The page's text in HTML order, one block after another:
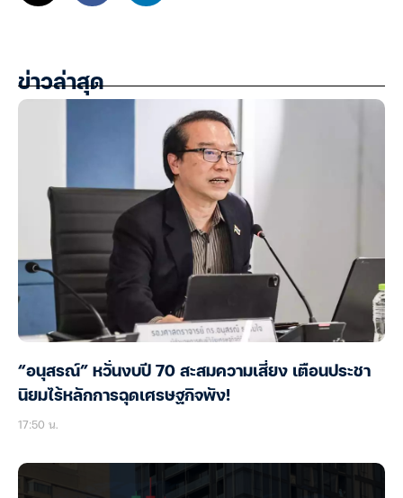
ข่าวล่าสุด
“อนุสรณ์” หวั่นงบปี 70 สะสมความเสี่ยง เตือนประชา
นิยมไร้หลักการฉุดเศรษฐกิจพัง!
17:50 น.